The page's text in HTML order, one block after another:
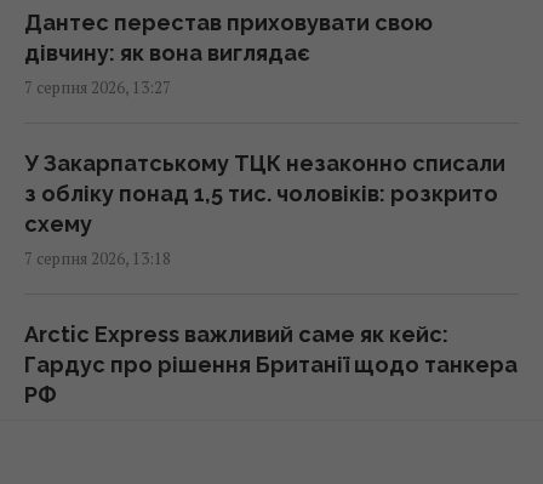
13:30 п'ятниця, 07 серпня 2026
13:21 п'ятниця, 07 серпня 2026
Безкоштовно без черг: у яких аеропортах
13:21 п'ятниця, 07 серпня 2026
Зірка "Одіссеї" Деймон з'явився на публіці
Дантес перестав приховувати свою
дівчину: як вона виглядає
7 серпня 2026, 13:27
У Закарпатському ТЦК незаконно списали
з обліку понад 1,5 тис. чоловіків: розкрито
схему
7 серпня 2026, 13:18
Arctic Express важливий саме як кейс:
Гардус про рішення Британії щодо танкера
РФ